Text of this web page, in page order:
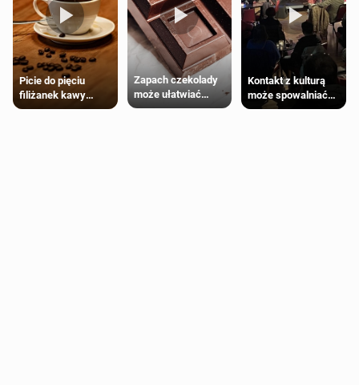
Picie do pięciu
filiżanek kawy
dziennie jest
Zapach czekolady
może ułatwiać
trening siłowy
Kontakt z kulturą
może spowalniać
starzenie